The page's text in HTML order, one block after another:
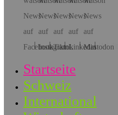
Hol dir
Startseite
Schweiz
International